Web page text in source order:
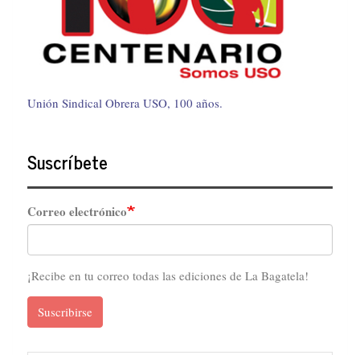
Unión Sindical Obrera USO, 100 años.
Suscríbete
Correo electrónico
¡Recibe en tu correo todas las ediciones de La Bagatela!
Suscribirse